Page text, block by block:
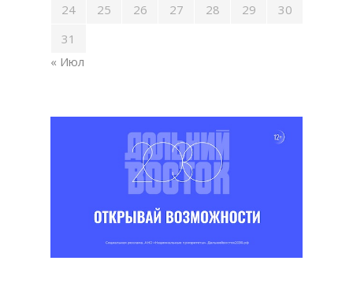
24
25 26 27 28 29
30
31
« Июл